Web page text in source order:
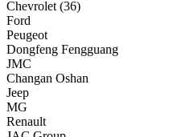
Chevrolet (36)
Ford
Peugeot
Dongfeng Fengguang
JMC
Changan Oshan
Jeep
MG
Renault